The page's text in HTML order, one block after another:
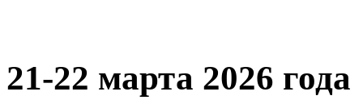
21-22 марта 2026 года